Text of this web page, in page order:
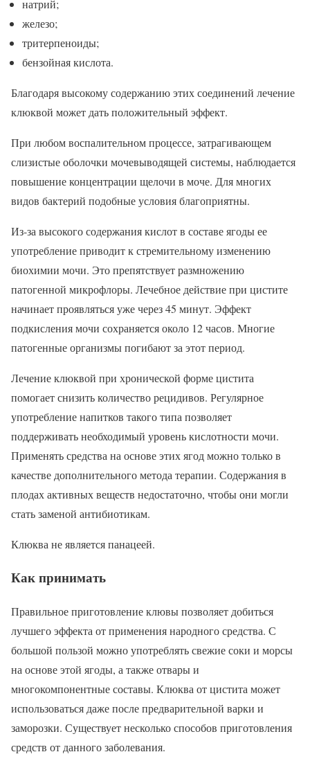
натрий;
железо;
тритерпеноиды;
бензойная кислота.
Благодаря высокому содержанию этих соединений лечение
клюквой может дать положительный эффект.
При любом воспалительном процессе, затрагивающем
слизистые оболочки мочевыводящей системы, наблюдается
повышение концентрации щелочи в моче. Для многих
видов бактерий подобные условия благоприятны.
Из-за высокого содержания кислот в составе ягоды ее
употребление приводит к стремительному изменению
биохимии мочи. Это препятствует размножению
патогенной микрофлоры. Лечебное действие при цистите
начинает проявляться уже через 45 минут. Эффект
подкисления мочи сохраняется около 12 часов. Многие
патогенные организмы погибают за этот период.
Лечение клюквой при хронической форме цистита
помогает снизить количество рецидивов. Регулярное
употребление напитков такого типа позволяет
поддерживать необходимый уровень кислотности мочи.
Применять средства на основе этих ягод можно только в
качестве дополнительного метода терапии. Содержания в
плодах активных веществ недостаточно, чтобы они могли
стать заменой антибиотикам.
Клюква не является панацеей.
Как принимать
Правильное приготовление клювы позволяет добиться
лучшего эффекта от применения народного средства. С
большой пользой можно употреблять свежие соки и морсы
на основе этой ягоды, а также отвары и
многокомпонентные составы. Клюква от цистита может
использоваться даже после предварительной варки и
заморозки. Существует несколько способов приготовления
средств от данного заболевания.